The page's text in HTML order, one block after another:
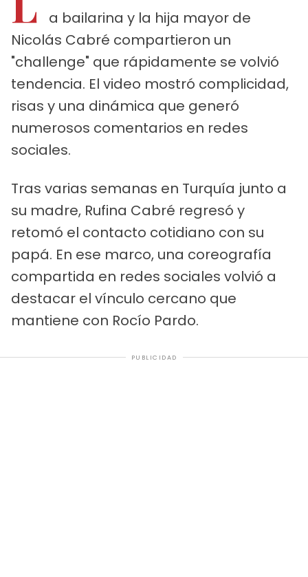
a bailarina y la hija mayor de
Nicolás Cabré compartieron un
"challenge" que rápidamente se volvió
tendencia. El video mostró complicidad,
risas y una dinámica que generó
numerosos comentarios en redes
sociales.
Tras varias semanas en Turquía junto a
su madre, Rufina Cabré regresó y
retomó el contacto cotidiano con su
papá. En ese marco, una coreografía
compartida en redes sociales volvió a
destacar el vínculo cercano que
mantiene con Rocío Pardo.
PUBLICIDAD